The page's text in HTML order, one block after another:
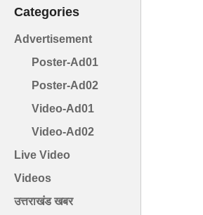
Categories
Advertisement
Poster-Ad01
Poster-Ad02
Video-Ad01
Video-Ad02
Live Video
Videos
उत्तराखंड खबर